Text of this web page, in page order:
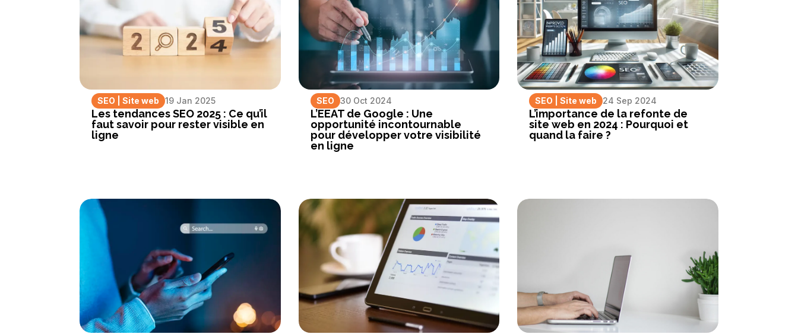
SEO |Site web 19 Jan 2025
Les tendances SEO 2025 : Ce qu’il
faut savoir pour rester visible en
ligne
SEO 30 Oct 2024
L’EEAT de Google : Une
opportunité incontournable
pour développer votre visibilité
en ligne
SEO |Site web 24 Sep 2024
L’importance de la refonte de
site web en 2024 : Pourquoi et
quand la faire ?